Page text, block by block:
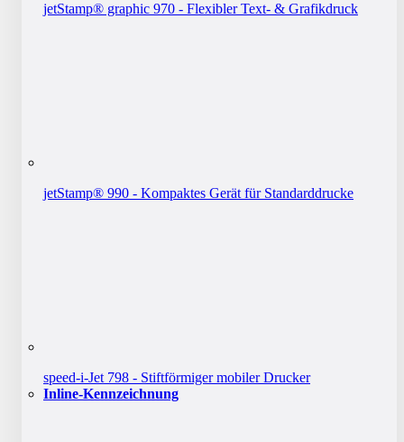
jetStamp® graphic 970 - Flexibler Text- & Grafikdruck
jetStamp® 990 - Kompaktes Gerät für Standarddrucke
speed-i-Jet 798 - Stiftförmiger mobiler Drucker
Inline-Kennzeichnung